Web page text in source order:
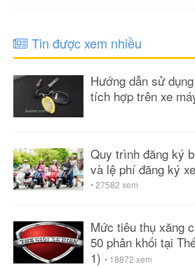
Tin được xem nhiều
Hướng dẫn sử
tích hợp trên xe
Quy trình đăng ký
và lệ phí đăng ký
• 27582 xem
Mức tiêu thụ xăng
50 phân khối tại
1) • 18872 xem